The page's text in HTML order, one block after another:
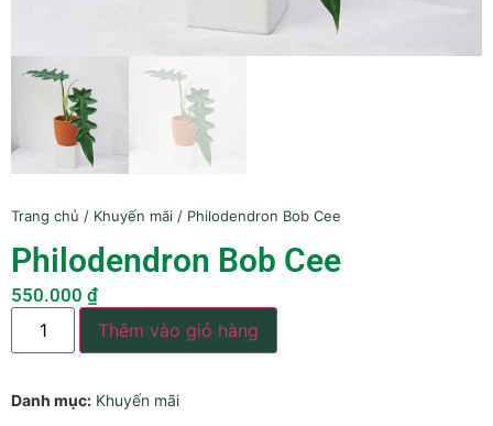
Trang chủ / Khuyến mãi / Philodendron Bob Cee
Philodendron Bob Cee
550.000 ₫
Thêm vào giỏ hàng
Danh mục: Khuyến mãi